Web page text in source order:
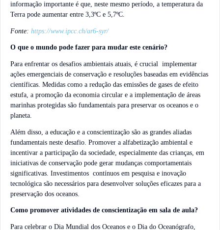
informação importante é que, neste mesmo período, a temperatura da
Terra pode aumentar entre 3,3ºC e 5,7ºC.
Fonte: https://www.ipcc.ch/ar6-syr/
O que o mundo pode fazer para mudar este cenário?
Para enfrentar os desafios ambientais atuais, é crucial implementar
ações emergenciais de conservação e resoluções baseadas em evidências
científicas. Medidas como a redução das emissões de gases de efeito
estufa, a promoção da economia circular e a implementação de áreas
marinhas protegidas são fundamentais para preservar os oceanos e o
planeta.
Além disso, a educação e a conscientização são as grandes aliadas
fundamentais neste desafio. Promover a alfabetização ambiental e
incentivar a participação da sociedade, especialmente das crianças, em
iniciativas de conservação pode gerar mudanças comportamentais
significativas. Investimentos contínuos em pesquisa e inovação
tecnológica são necessários para desenvolver soluções eficazes para a
preservação dos oceanos.
Como promover atividades de conscientização em sala de aula?
Para celebrar o Dia Mundial dos Oceanos e o Dia do Oceanógrafo,